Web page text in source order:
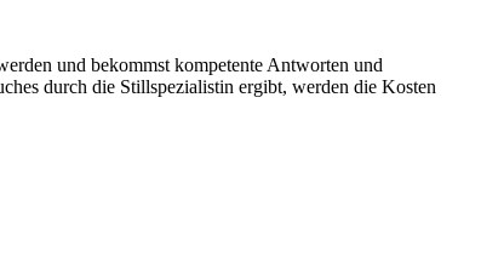
und bekommst kompetente Antworten und
durch die Stillspezialistin ergibt, werden die Kosten